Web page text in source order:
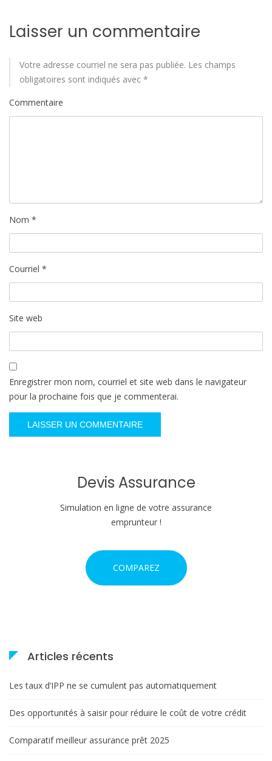
r
t
i
c
Laisser un commentaire
Votre adresse courriel ne sera pas publiée. Les champs
obligatoires sont indiqués avec *
Commentaire
Nom *
Courriel *
Site web
Enregistrer mon nom, courriel et site web dans le navigateur
pour la prochaine fois que je commenterai.
Devis Assurance
Simulation en ligne de votre assurance
emprunteur !
COMPAREZ
Articles récents
Les taux d’IPP ne se cumulent pas automatiquement
Des opportunités à saisir pour réduire le coût de votre crédit
Comparatif meilleur assurance prêt 2025